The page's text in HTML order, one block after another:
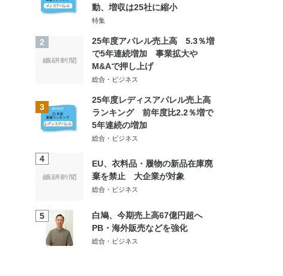
動、増収は25社に縮小
特集
2
25年度アパレル売上高 5.3％増
で5年連続増加 事業拡大や
M&Aで押し上げ
総合・ビジネス
3
25年度レディスアパレル売上高
ランキング 前年度比2.2％増で
5年連続の増加
総合・ビジネス
4
EU、衣料品・履物の新品在庫廃
棄を禁止 大企業が対象
総合・ビジネス
5
白鳩、今期売上高67億円超へ
PB・海外販売などを強化
総合・ビジネス